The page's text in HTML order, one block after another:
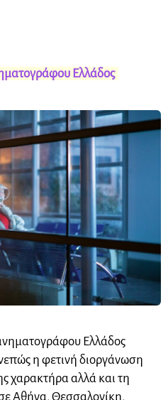
Ελλάδος
Ελλάδος
η φετινή διοργάνωση
χαρακτήρα αλλά και τη
Αθήνα, Θεσσαλονίκη,